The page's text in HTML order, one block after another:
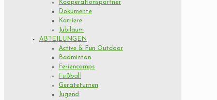
Kooperationspartner
Dokumente
Karriere
Jubiläum
ABTEILUNGEN
Active & Fun Outdoor
Badminton
Feriencamps
Fußball
Geräteturnen
Jugend